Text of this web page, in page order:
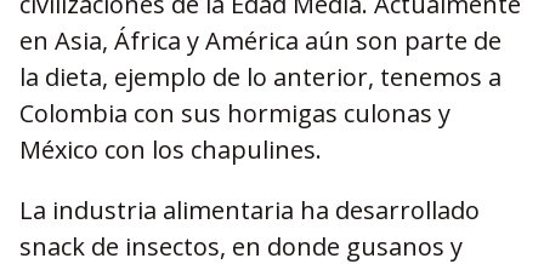
en Asia, África y América aún son parte de
la dieta, ejemplo de lo anterior, tenemos a
Colombia con sus hormigas culonas y
México con los chapulines.
La industria alimentaria ha desarrollado
snack de insectos, en donde gusanos y